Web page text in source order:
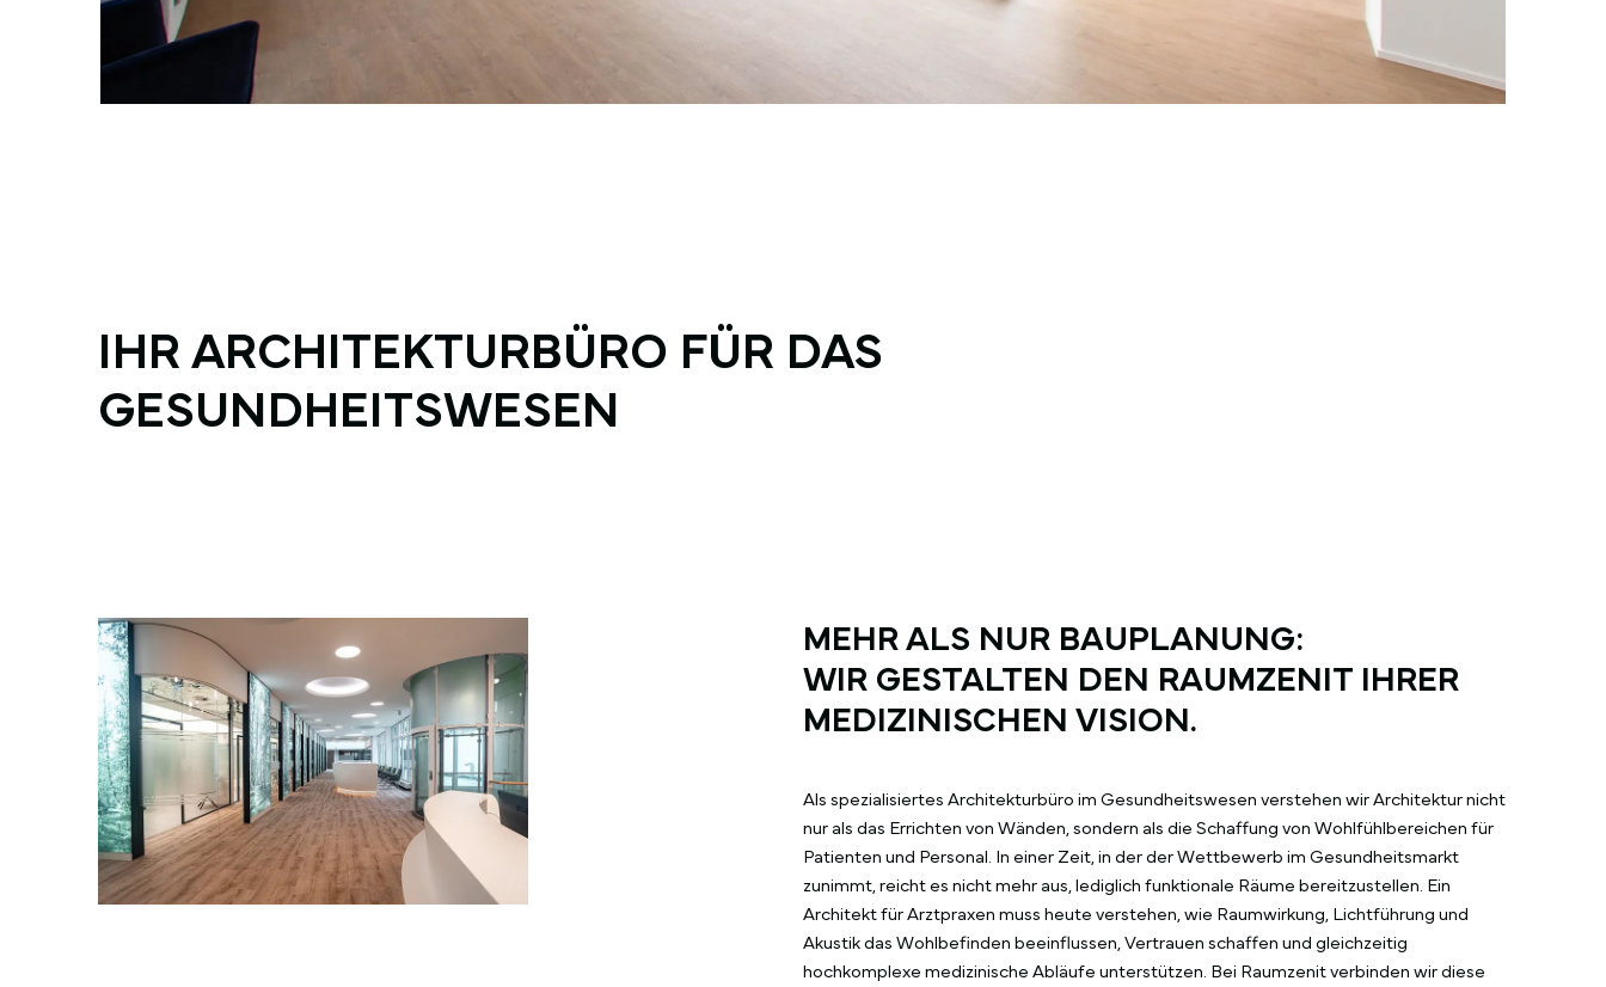
IHR ARCHITEKTURBÜRO FÜR DAS
GESUNDHEITSWESEN
MEHR ALS NUR BAUPLANUNG:
WIR GESTALTEN DEN RAUMZENIT IHRER
MEDIZINISCHEN VISION.
Als spezialisiertes Architekturbüro im Gesundheitswesen verstehen wir Architektur nicht
nur als das Errichten von Wänden, sondern als die Schaffung von Wohlfühlbereichen für
Patienten und Personal. In einer Zeit, in der der Wettbewerb im Gesundheitsmarkt
zunimmt, reicht es nicht mehr aus, lediglich funktionale Räume bereitzustellen. Ein
Architekt für Arztpraxen muss heute verstehen, wie Raumwirkung, Lichtführung und
Akustik das Wohlbefinden beeinflussen, Vertrauen schaffen und gleichzeitig
hochkomplexe medizinische Abläufe unterstützen. Bei Raumzenit verbinden wir diese